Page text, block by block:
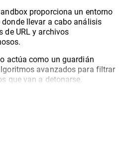
proporciona un entorno
llevar a cabo análisis
URL y archivos
actúa como un guardián
avanzados para filtrar
que van a detonarse.